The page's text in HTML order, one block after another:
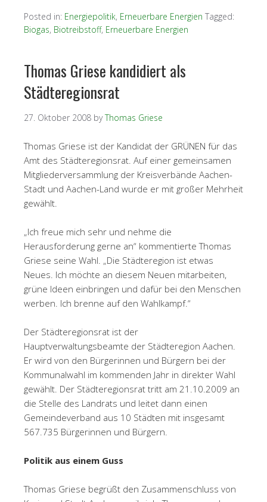
Posted in: Energiepolitik, Erneuerbare Energien Tagged:
Biogas, Biotreibstoff, Erneuerbare Energien
Thomas Griese kandidiert als
Städteregionsrat
27. Oktober 2008 byThomas Griese
Thomas Griese ist der Kandidat der GRÜNEN für das
Amt des Städteregionsrat. Auf einer gemeinsamen
Mitgliederversammlung der Kreisverbände Aachen-
Stadt und Aachen-Land wurde er mit großer Mehrheit
gewählt.
„Ich freue mich sehr und nehme die
Herausforderung gerne an“ kommentierte Thomas
Griese seine Wahl. „Die Städteregion ist etwas
Neues. Ich möchte an diesem Neuen mitarbeiten,
grüne Ideen einbringen und dafür bei den Menschen
werben. Ich brenne auf den Wahlkampf.“
Der Städteregionsrat ist der
Hauptverwaltungsbeamte der Städteregion Aachen.
Er wird von den Bürgerinnen und Bürgern bei der
Kommunalwahl im kommenden Jahr in direkter Wahl
gewählt. Der Städteregionsrat tritt am 21.10.2009 an
die Stelle des Landrats und leitet dann einen
Gemeindeverband aus 10 Städten mit insgesamt
567.735 Bürgerinnen und Bürgern.
Politik aus einem Guss
Thomas Griese begrüßt den Zusammenschluss von